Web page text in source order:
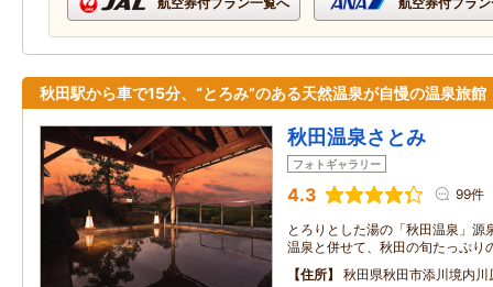
秋田駅から車で15分、“とろみ”のある天然温泉が自慢の温泉旅館
秋田温泉さとみ
フォトギャラリー
4.3 99件
とろりとした湯の「秋田温泉」源
温泉と併せて、秋田の旬たっぷり
住所
秋田県秋田市添川境内